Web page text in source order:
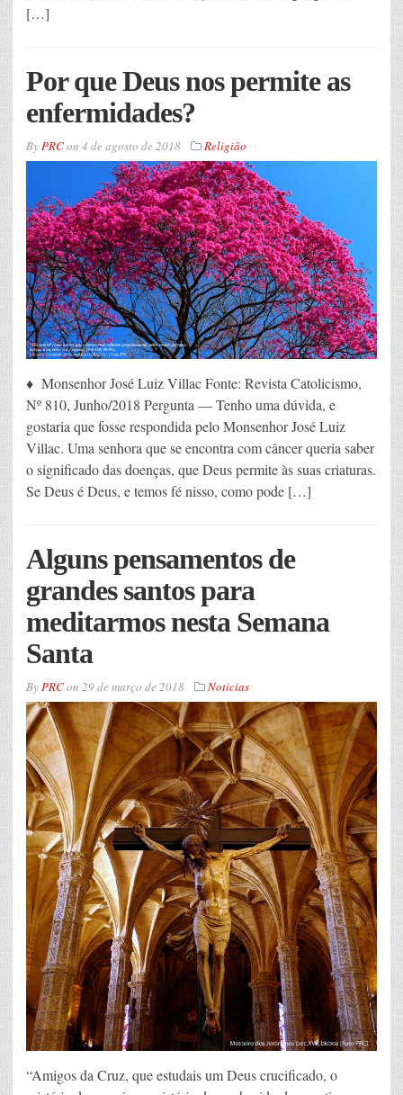
[…]
Por que Deus nos permite as
enfermidades?
ByPRCon 4 de agosto de 2018 Religião
♦ Monsenhor José Luiz Villac Fonte: Revista Catolicismo,
Nº 810, Junho/2018 Pergunta — Tenho uma dúvida, e
gostaria que fosse respondida pelo Monsenhor José Luiz
Villac. Uma senhora que se encontra com câncer queria saber
o significado das doenças, que Deus permite às suas criaturas.
Se Deus é Deus, e temos fé nisso, como pode […]
Alguns pensamentos de
grandes santos para
meditarmos nesta Semana
Santa
ByPRCon 29 de março de 2018 Noticias
“Amigos da Cruz, que estudais um Deus crucificado, o